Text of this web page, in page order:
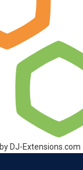
by DJ-Extensions.com